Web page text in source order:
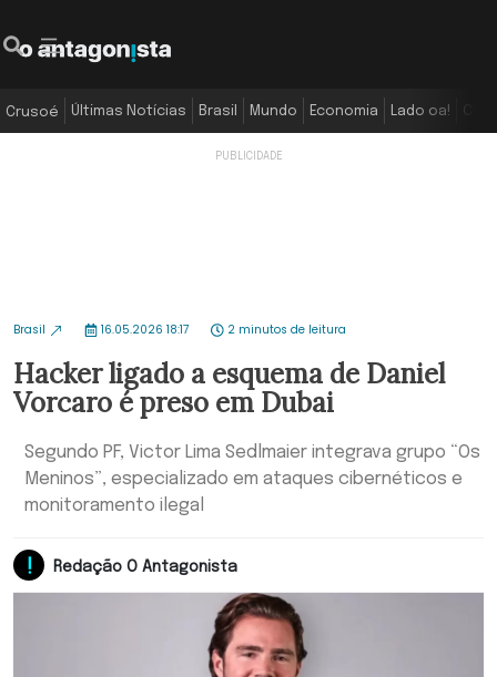
Crusoé Últimas Notícias Brasil Mundo Economia Lado oa!
Brasil 16.05.2026 18:17 2 minutos de leitura
Hacker ligado a esquema de Daniel
Vorcaro é preso em Dubai
Segundo PF, Victor Lima Sedlmaier integrava grupo “Os
Meninos”, especializado em ataques cibernéticos e
monitoramento ilegal
Redação O Antagonista